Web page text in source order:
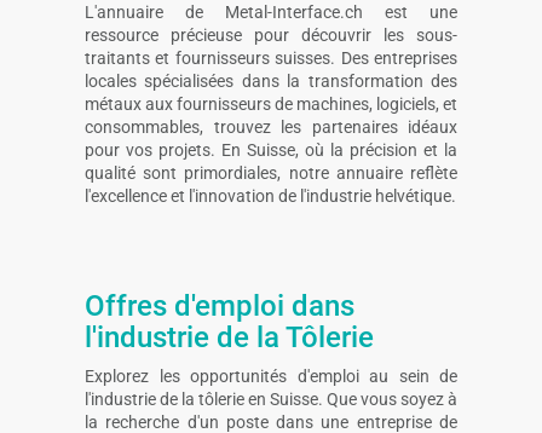
L'annuaire de Metal-Interface.ch est une
ressource précieuse pour découvrir les sous-
traitants et fournisseurs suisses. Des entreprises
locales spécialisées dans la transformation des
métaux aux fournisseurs de machines, logiciels, et
consommables, trouvez les partenaires idéaux
pour vos projets. En Suisse, où la précision et la
qualité sont primordiales, notre annuaire reflète
l'excellence et l'innovation de l'industrie helvétique.
Offres d'emploi dans
l'industrie de la Tôlerie
Explorez les opportunités d'emploi au sein de
l'industrie de la tôlerie en Suisse. Que vous soyez à
la recherche d'un poste dans une entreprise de